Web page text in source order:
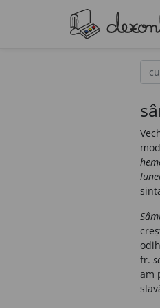
fr.
am